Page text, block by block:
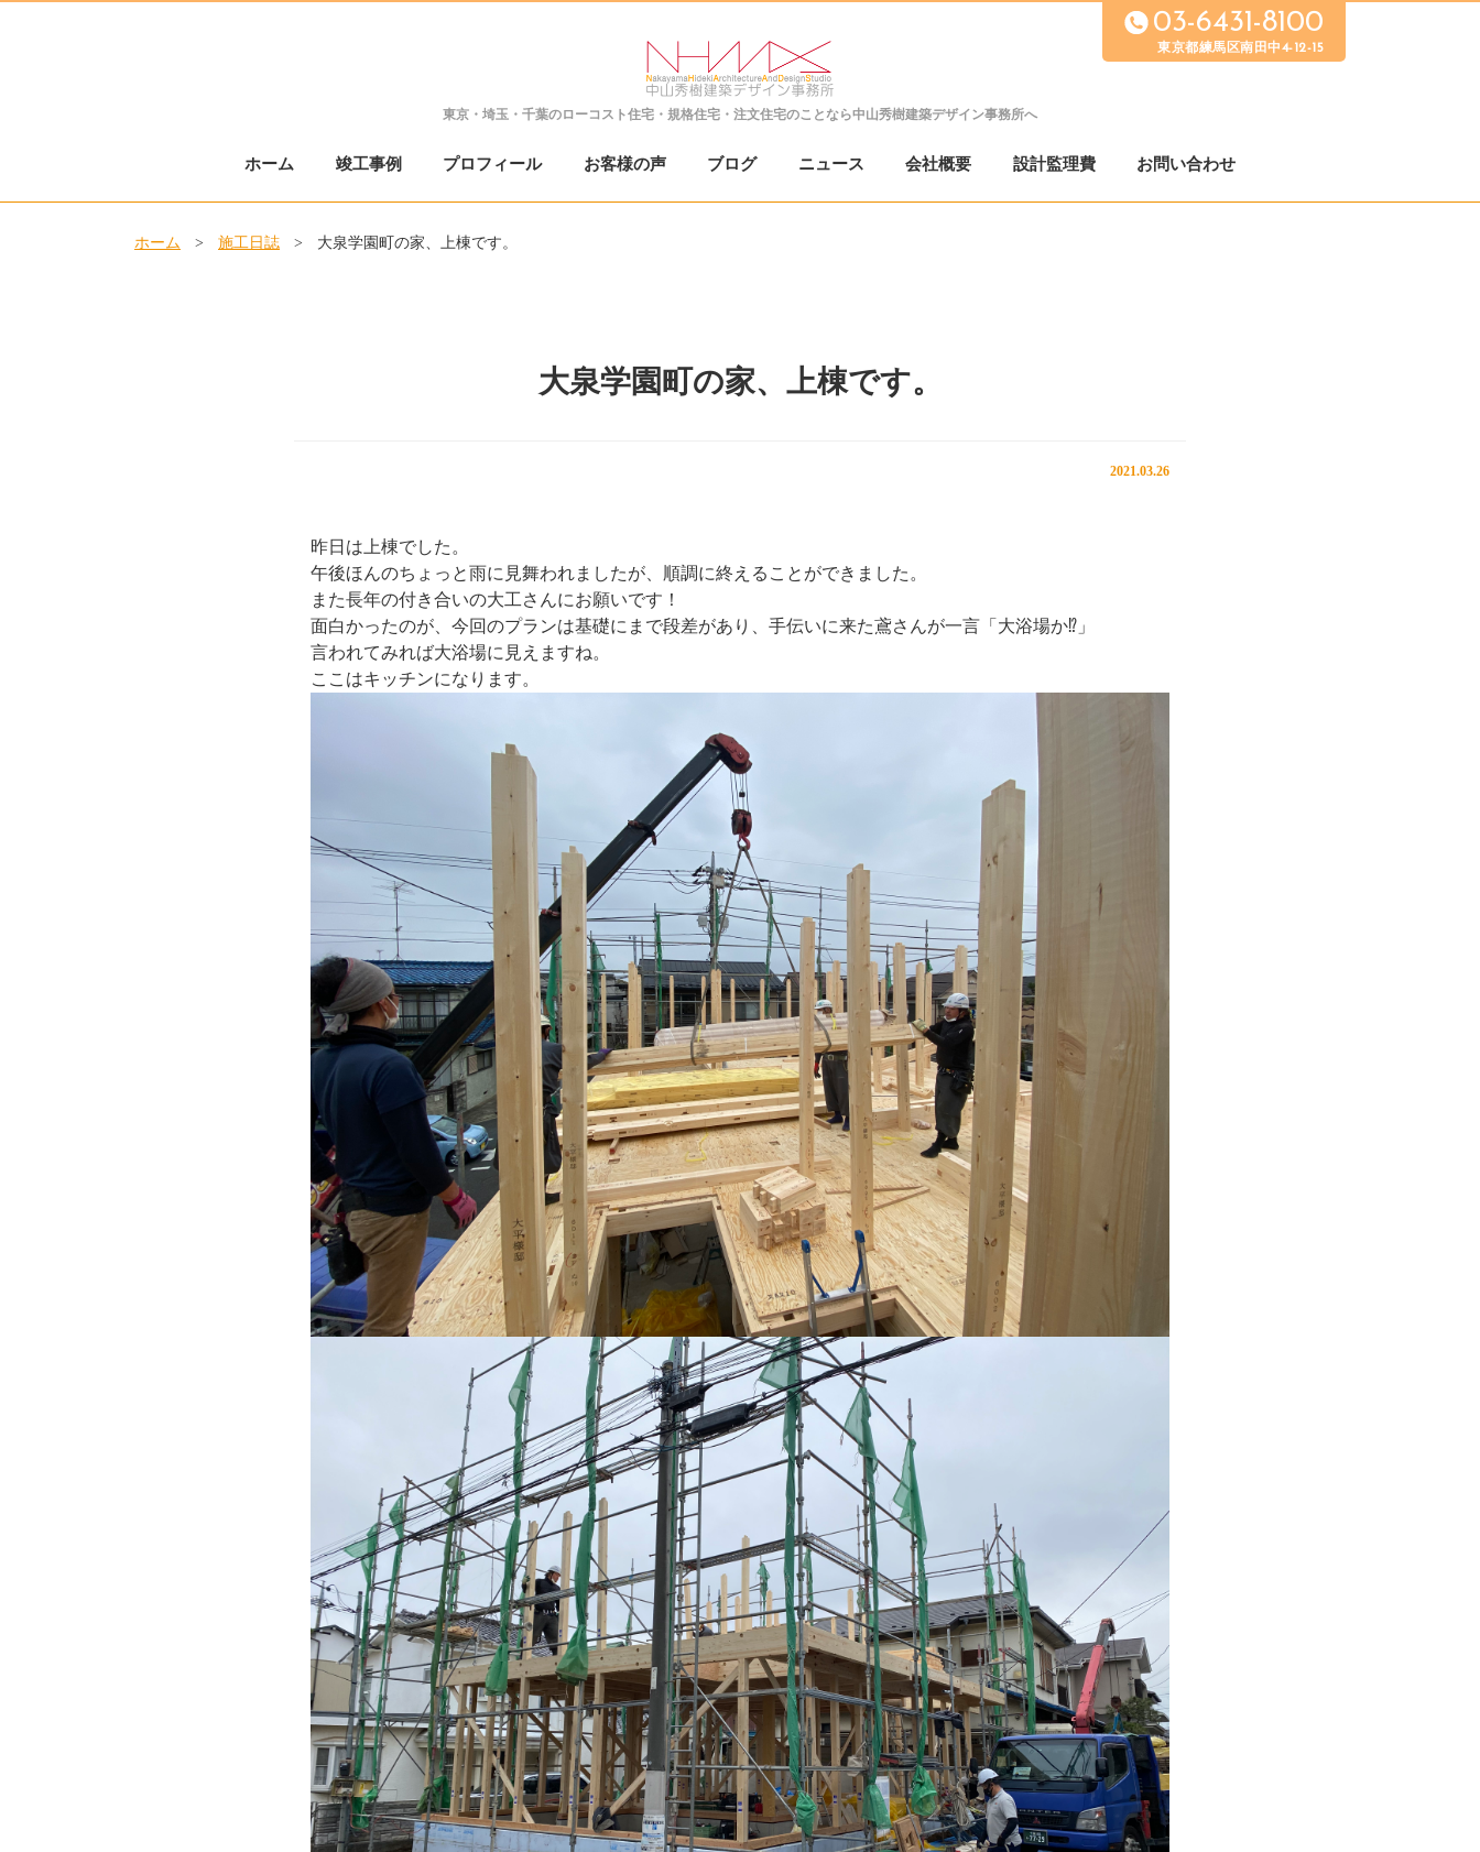
東京・埼玉・千葉の ローコスト住宅・規格住宅・注文住宅のことなら中山秀樹建築デザイン事務所へ
03-6431-8100
東京都練馬区南田中4-12-15
ホーム 竣工事例 プロフィール お客様の声 ブログ ニュース 会社概要 設計監理費 お問い合わせ
ホーム > 施工日誌 > 大泉学園町の家、上棟です。
大泉学園町の家、上棟です。
2021.03.26
昨日は上棟でした。
午後ほんのちょっと雨に見舞われましたが、順調に終えることができました。
また長年の付き合いの大工さんにお願いです！
面白かったのが、今回のプランは基礎にまで段差があり、手伝いに来た鳶さんが一言「大浴場か⁉︎」
言われてみれば大浴場に見えますね。
ここはキッチンになります。